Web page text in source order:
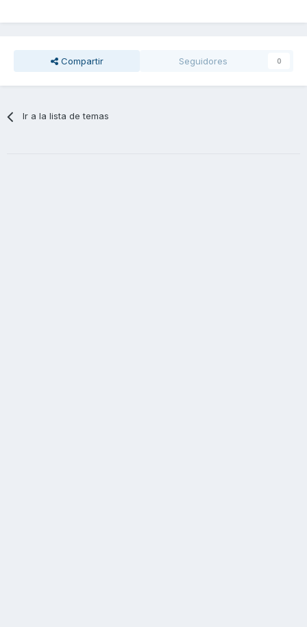
Compartir Seguidores 0
Ir a la lista de temas